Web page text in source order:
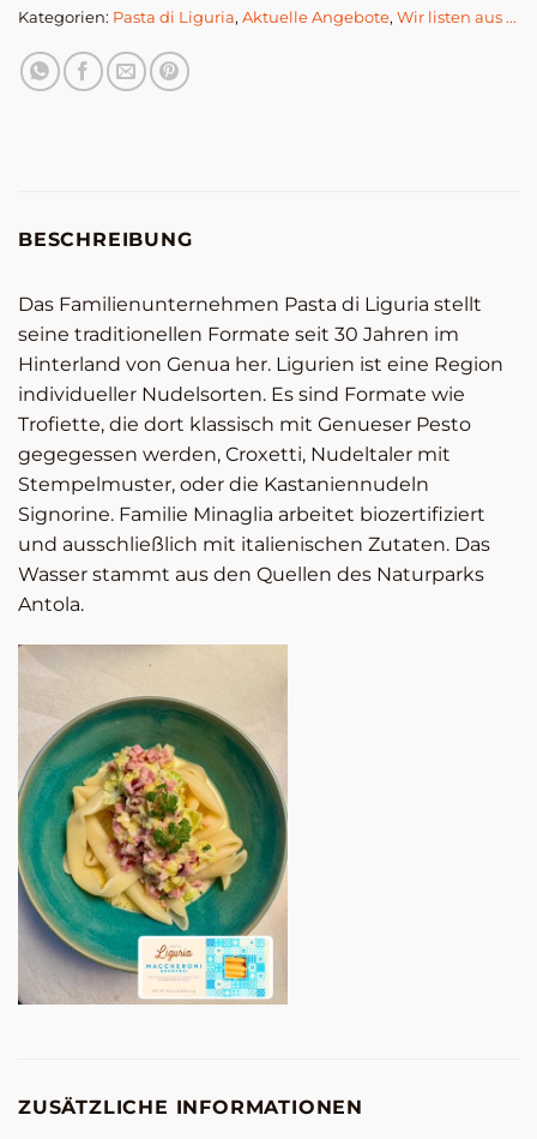
Kategorien: Pasta di Liguria, Aktuelle Angebote, Wir listen aus ...
BESCHREIBUNG
Das Familienunternehmen Pasta di Liguria stellt
seine traditionellen Formate seit 30 Jahren im
Hinterland von Genua her. Ligurien ist eine Region
individueller Nudelsorten. Es sind Formate wie
Trofiette, die dort klassisch mit Genueser Pesto
gegegessen werden, Croxetti, Nudeltaler mit
Stempelmuster, oder die Kastaniennudeln
Signorine. Familie Minaglia arbeitet biozertifiziert
und ausschließlich mit italienischen Zutaten. Das
Wasser stammt aus den Quellen des Naturparks
Antola.
ZUSÄTZLICHE INFORMATIONEN